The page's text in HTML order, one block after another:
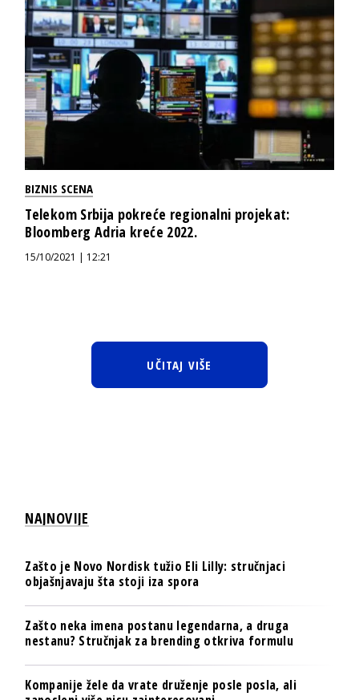
BIZNIS SCENA
Telekom Srbija pokreće regionalni projekat:
Bloomberg Adria kreće 2022.
15/10/2021 | 12:21
UČITAJ VIŠE
NAJNOVIJE
Zašto je Novo Nordisk tužio Eli Lilly: stručnjaci
objašnjavaju šta stoji iza spora
Zašto neka imena postanu legendarna, a druga
nestanu? Stručnjak za brending otkriva formulu
Kompanije žele da vrate druženje posle posla, ali